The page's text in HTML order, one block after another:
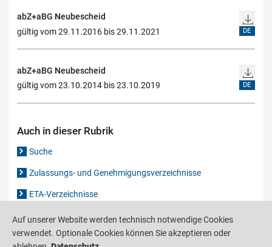
abZ+aBG Neubescheid
gültig vom 29.11.2016 bis 29.11.2021
DE
abZ+aBG Neubescheid
gültig vom 23.10.2014 bis 23.10.2019
DE
Auch in dieser Rubrik
Suche
Zulassungs- und Genehmigungsverzeichnisse
ETA-Verzeichnisse
Gutachten-Verzeichnis
Auf unserer Website werden technisch notwendige Cookies
verwendet. Optionale Cookies können Sie akzeptieren oder